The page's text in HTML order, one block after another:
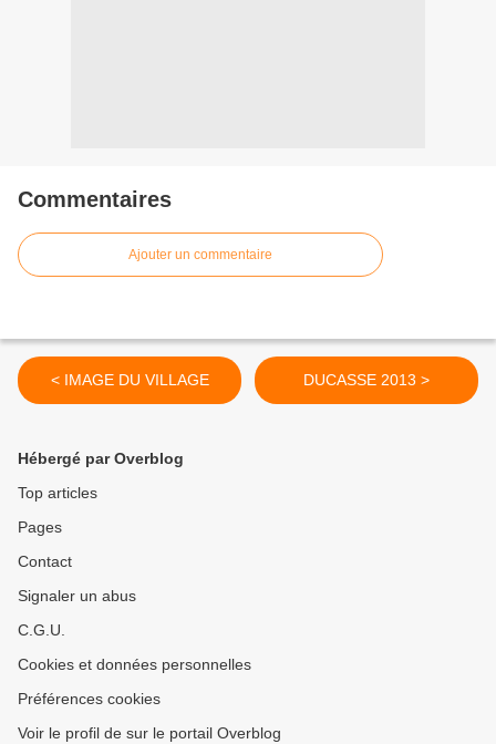
Commentaires
Ajouter un commentaire
< IMAGE DU VILLAGE DUCASSE 2013 >
Hébergé par Overblog
Top articles
Pages
Contact
Signaler un abus
C.G.U.
Cookies et données personnelles
Préférences cookies
Voir le profil de sur le portail Overblog